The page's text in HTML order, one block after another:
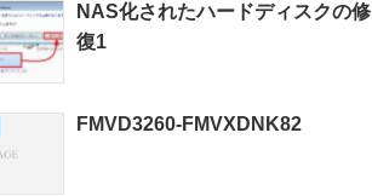
NAS化されたハードディスクの修
復1
FMVD3260-FMVXDNK82